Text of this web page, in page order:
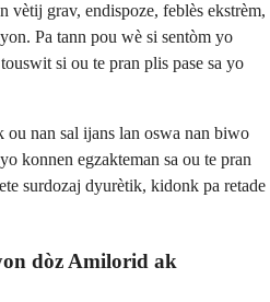
vètij grav, endispoze, feblès ekstrèm,
Pa tann pou wè si sentòm yo
si ou te pran plis pase sa yo
ou nan sal ijans lan oswa nan biwo
konnen egzakteman sa ou te pran
surdozaj dyurètik, kidonk pa retade
dòz Amilorid ak